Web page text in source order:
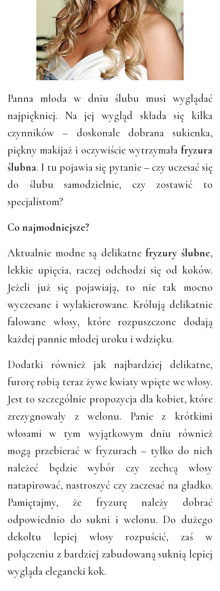
Panna młoda w dniu ślubu musi wyglądać
najpiękniej. Na jej wygląd składa się kilka
czynników – doskonale dobrana sukienka,
piękny makijaż i oczywiście wytrzymała fryzura
ślubna. I tu pojawia się pytanie – czy uczesać się
do ślubu samodzielnie, czy zostawić to
specjalistom?
Co najmodniejsze?
Aktualnie modne są delikatnefryzury ślubne,
lekkie upięcia, raczej odchodzi się od koków.
Jeżeli już się pojawiają, to nie tak mocno
wyczesane i wylakierowane. Królują delikatnie
falowane włosy, które rozpuszczone dodają
każdej pannie młodej uroku i wdzięku.
Dodatki również jak najbardziej delikatne,
furorę robią teraz żywe kwiaty wpięte we włosy.
Jest to szczególnie propozycja dla kobiet, które
zrezygnowały z welonu. Panie z krótkimi
włosami w tym wyjątkowym dniu również
mogą przebierać w fryzurach – tylko do nich
należeć będzie wybór czy zechcą włosy
natapirować, nastroszyć czy zaczesać na gładko.
Pamiętajmy, że fryzurę należy dobrać
odpowiednio do sukni i welonu. Do dużego
dekoltu lepiej włosy rozpuścić, zaś w
połączeniu z bardziej zabudowaną suknią lepiej
wygląda elegancki kok.